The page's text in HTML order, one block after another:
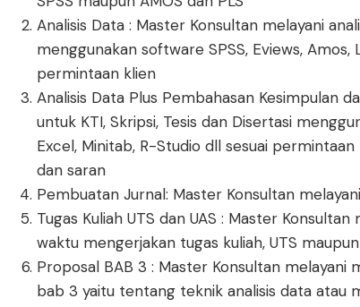
Analisis Data : Master Konsultan melayani
menggunakan software SPSS, Eviews, Amos,
permintaan klien
Analisis Data Plus Pembahasan Kesimpulan
untuk KTI, Skripsi, Tesis dan Disertasi
Excel, Minitab, R-Studio dll sesuai
dan saran
Pembuatan Jurnal: Master Konsultan
Tugas Kuliah UTS dan UAS : Master
waktu mengerjakan tugas kuliah, UTS maupun
Proposal BAB 3 : Master Konsultan
bab 3 yaitu tentang teknik analisis data atau